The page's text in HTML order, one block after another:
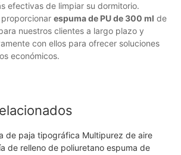
efectivas de limpiar su dormitorio.
espuma de PU de 300 ml de
nuestros clientes a largo plazo y
con ellos para ofrecer soluciones
económicos.